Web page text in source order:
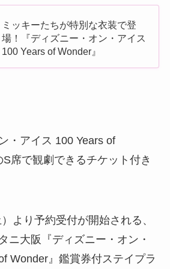
ミッキーたちが特別な衣装で登
場！『ディズニー・オン・アイス
100 Years of Wonder』
・アイス 100 Years of
席で観劇できるチケット付き
より予約受付が開始される、
ニ大阪『ディズニー・オン・
Wonder』鑑賞券付ステイプラ